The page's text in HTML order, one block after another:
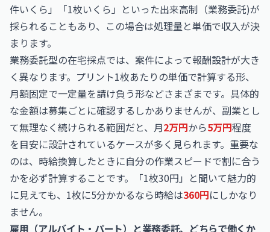
件いくら」「1枚いくら」といった出来高制（業務委託)が
採られることもあり、この場合は処理量と単価で収入が決
まります。
業務委託型の在宅採点では、案件によって報酬設計が大き
く異なります。プリント1枚あたりの単価で計算する形、
月額固定で一定量を請け負う形などさまざまです。具体的
な金額は募集ごとに確認するしかありませんが、副業とし
て無理なく続けられる範囲だと、月2万円から5万円程度
を目安に設計されているケースが多く見られます。重要な
のは、時給換算したときに自分の作業スピードで割に合う
かを必ず計算することです。「1枚30円」と聞いて魅力的
に見えても、1枚に5分かかるなら時給は360円にしかなり
ません。
雇用（アルバイト・パート）と業務委託、どちらで働くか